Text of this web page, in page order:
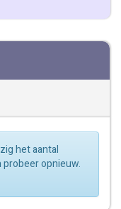
het aantal
opnieuw.